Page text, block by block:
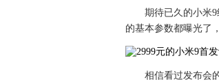
期待已久的小米
的基本参数都曝光了
相信看过发布会